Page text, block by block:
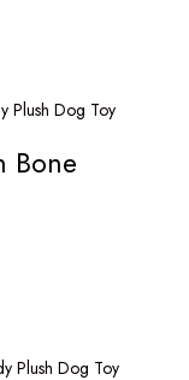
Bone